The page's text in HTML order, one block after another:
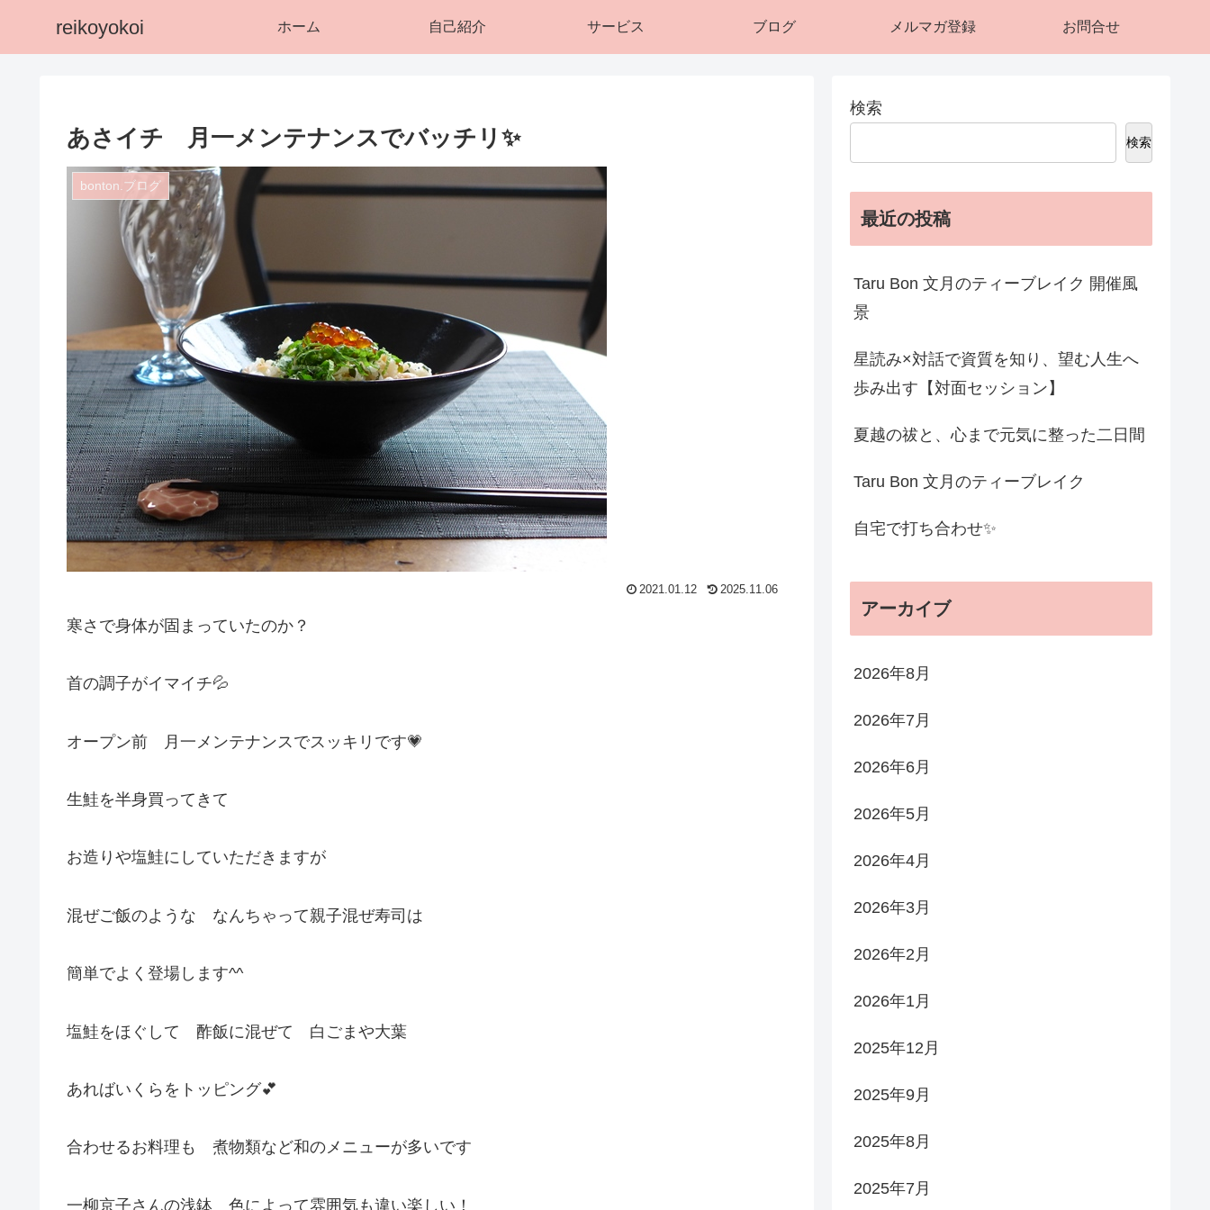
reikoyokoi ホーム 自己紹介 サービス ブログ メルマガ登録 お問合せ
あさイチ 月一メンテナンスでバッチリ✨
bonton.ブログ
2021.01.12 2025.11.06
寒さで身体が固まっていたのか？
首の調子がイマイチ💦
オープン前 月一メンテナンスでスッキリです💗
生鮭を半身買ってきて
お造りや塩鮭にしていただきますが
混ぜご飯のような なんちゃって親子混ぜ寿司は
簡単でよく登場します^^
塩鮭をほぐして 酢飯に混ぜて 白ごまや大葉
あればいくらをトッピング💕
合わせるお料理も 煮物類など和のメニューが多いです
一柳京子さんの浅鉢 色によって雰囲気も違い楽しい！
検索
検索
最近の投稿
Taru Bon 文月のティーブレイク 開催風
景
星読み×対話で資質を知り、望む人生へ
歩み出す【対面セッション】
夏越の祓と、心まで元気に整った二日間
Taru Bon 文月のティーブレイク
自宅で打ち合わせ✨
アーカイブ
2026年8月
2026年7月
2026年6月
2026年5月
2026年4月
2026年3月
2026年2月
2026年1月
2025年12月
2025年9月
2025年8月
2025年7月